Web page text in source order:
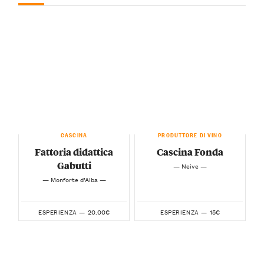
CASCINA
Fattoria didattica
Gabutti
— Monforte d’Alba —
ESPERIENZA — 20.00€
PRODUTTORE DI VINO
Cascina Fonda
— Neive —
ESPERIENZA — 15€